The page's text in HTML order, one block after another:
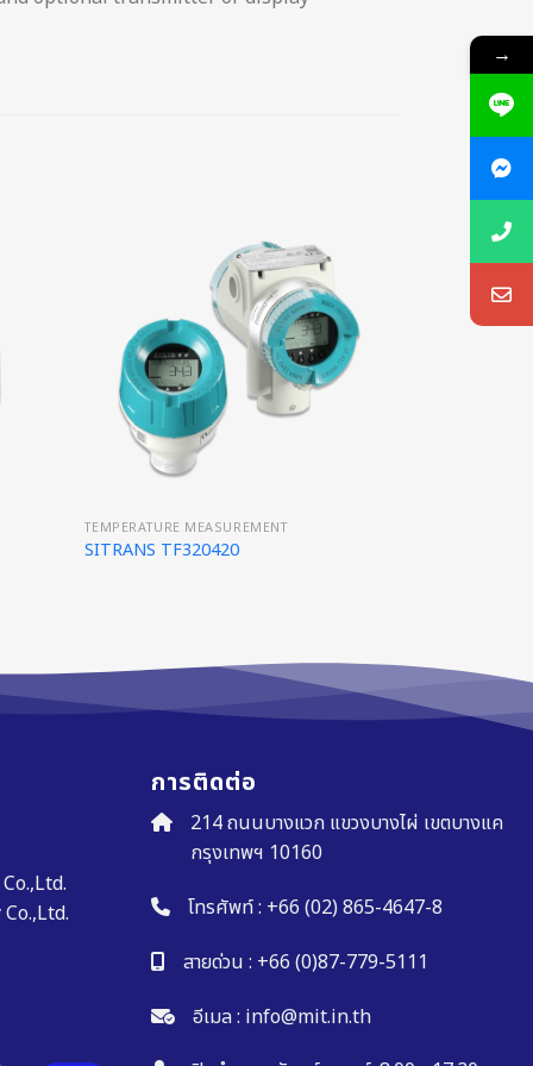
TEMPERATURE MEASUREMENT
SITRANS TF320420
การติดต่อ
214 ถนนบางแวก แขวงบางไผ่ เขตบางแค
กรุงเทพฯ 10160
โทรศัพท์ : +66 (02) 865-4647-8
สายด่วน : +66 (0)87-779-5111
อีเมล : info@mit.in.th
→